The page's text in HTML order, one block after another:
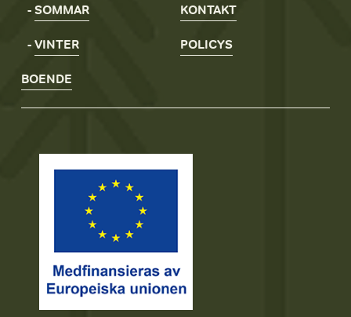
- SOMMAR
- VINTER
BOENDE
KONTAKT
POLICYS